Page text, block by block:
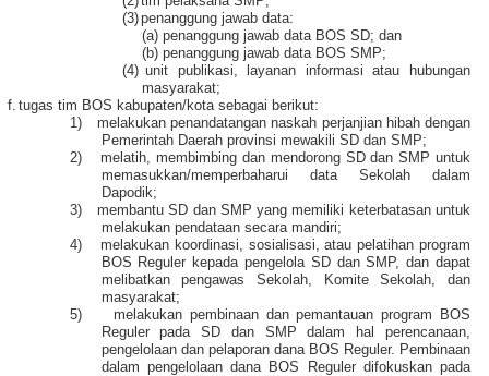
(3)penanggung jawab data:
(a) penanggung jawab data BOS SD; dan
(b) penanggung jawab data BOS SMP;
(4) unit publikasi, layanan informasi atau hubungan
masyarakat;
f. tugas tim BOS kabupaten/kota sebagai berikut:
1)
melakukan penandatangan naskah perjanjian hibah dengan
Pemerintah Daerah provinsi mewakili SD dan SMP;
2)
melatih, membimbing dan mendorong SD dan SMP untuk
memasukkan/memperbaharui data Sekolah dalam
Dapodik;
3)
membantu SD dan SMP yang memiliki keterbatasan untuk
melakukan pendataan secara mandiri;
4)
melakukan koordinasi, sosialisasi, atau pelatihan program
BOS Reguler kepada pengelola SD dan SMP, dan dapat
melibatkan pengawas Sekolah, Komite Sekolah, dan
masyarakat;
5)
melakukan pembinaan dan pemantauan program BOS
Reguler pada SD dan SMP dalam hal perencanaan,
pengelolaan dan pelaporan dana BOS Reguler. Pembinaan
dalam pengelolaan dana BOS Reguler difokuskan pada